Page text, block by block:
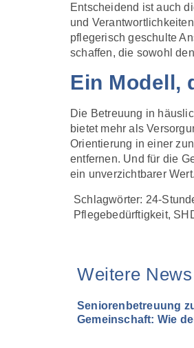
Entscheidend ist auch
und
pflegerisch geschulte
schaffen, die sowohl
Ein Modell,
Die Betreuung in
bietet mehr als
Orientierung in einer
entfernen. Und für die
ein unverzichtbarer Wert.
Schlagwörter: 24-
Pflegebedürftigkeit,
Weitere News
Seniorenbetreuung
Gemeinschaft: Wie